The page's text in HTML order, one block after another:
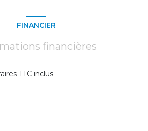
FINANCIER
financières
TTC inclus